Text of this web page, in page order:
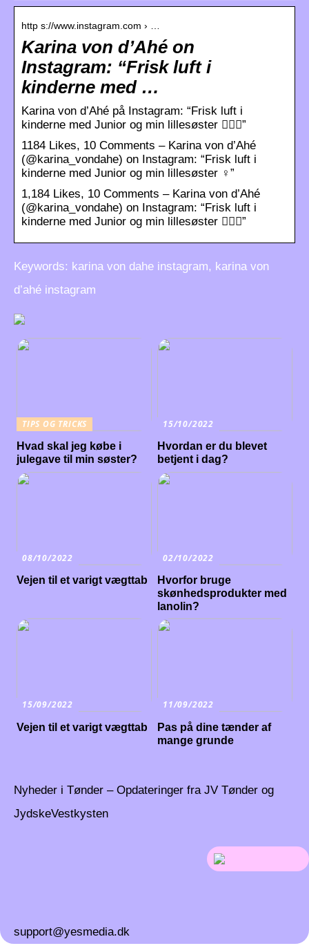
http s://www.instagram.com › …
Karina von d’Ahé on
Instagram: “Frisk luft i
kinderne med …
Karina von d’Ahé på Instagram: “Frisk luft i
kinderne med Junior og min lillesøster 🧜🏼‍♀️”
1184 Likes, 10 Comments – Karina von d’Ahé
(@karina_vondahe) on Instagram: “Frisk luft i
kinderne med Junior og min lillesøster ‍♀️”
1,184 Likes, 10 Comments – Karina von d’Ahé
(@karina_vondahe) on Instagram: “Frisk luft i
kinderne med Junior og min lillesøster 🧜🏼‍♀️”
Keywords: karina von dahe instagram, karina von
d’ahé instagram
TIPS OG TRICKS
Hvad skal jeg købe i
julegave til min søster?
15/10/2022
Hvordan er du blevet
betjent i dag?
08/10/2022
Vejen til et varigt vægttab
02/10/2022
Hvorfor bruge
skønhedsprodukter med
lanolin?
15/09/2022
Vejen til et varigt vægttab
11/09/2022
Pas på dine tænder af
mange grunde
Nyheder i Tønder – Opdateringer fra JV Tønder og
JydskeVestkysten
support@yesmedia.dk